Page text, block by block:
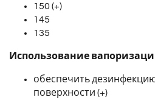
150 (+)
145
135
Использование
обеспечить
поверхности (+)